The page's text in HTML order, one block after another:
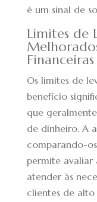
é um sinal de
Limites de
Financeiras
Os limites de
benefício
que
de dinheiro. A
comparando-
permite avaliar
atender às
clientes de